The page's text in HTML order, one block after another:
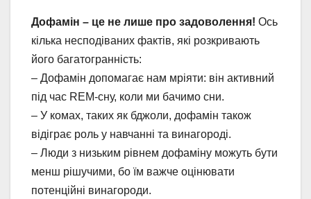
Дофамін – це не лише про задоволення! Ось
кілька несподіваних фактів, які розкривають
його багатогранність:
– Дофамін допомагає нам мріяти: він активний
під час REM-сну, коли ми бачимо сни.
– У комах, таких як бджоли, дофамін також
відіграє роль у навчанні та винагороді.
– Люди з низьким рівнем дофаміну можуть бути
менш рішучими, бо їм важче оцінювати
потенційні винагороди.